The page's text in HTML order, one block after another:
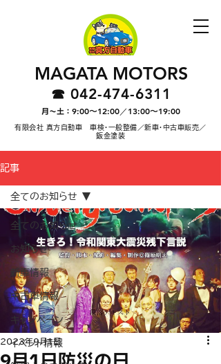
☎︎ 042-474-6311
MAGATA MOTORS
月〜土： 9:00〜12:00／13:00〜19:00
有限会社 真方自動車 車検・一般整備／新車・中古車販売／
鈑金塗装
記事
全てのお知らせ
お知らせ
新車情報
中古車情報
キャンペーン
イベント情報
全てのお知らせ
2023年9月1日